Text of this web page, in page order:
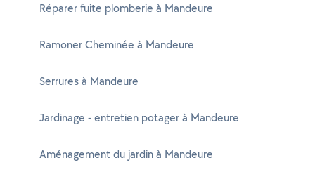
Réparer fuite plomberie à Mandeure
Ramoner Cheminée à Mandeure
Serrures à Mandeure
Jardinage - entretien potager à Mandeure
Aménagement du jardin à Mandeure